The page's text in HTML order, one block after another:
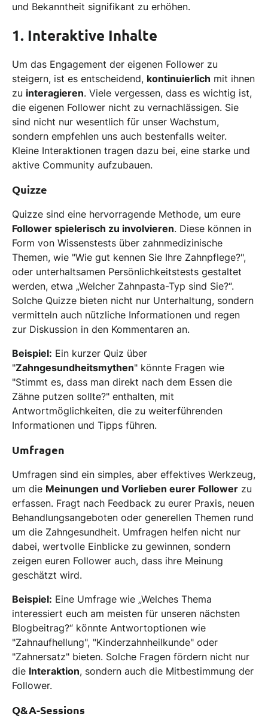
und Bekanntheit signifikant zu erhöhen.
1. Interaktive Inhalte
Um das Engagement der eigenen Follower zu
steigern, ist es entscheidend, kontinuierlich mit ihnen
zu interagieren. Viele vergessen, dass es wichtig ist,
die eigenen Follower nicht zu vernachlässigen. Sie
sind nicht nur wesentlich für unser Wachstum,
sondern empfehlen uns auch bestenfalls weiter.
Kleine Interaktionen tragen dazu bei, eine starke und
aktive Community aufzubauen.
Quizze
Quizze sind eine hervorragende Methode, um eure
Follower spielerisch zu involvieren. Diese können in
Form von Wissenstests über zahnmedizinische
Themen, wie "Wie gut kennen Sie Ihre Zahnpflege?",
oder unterhaltsamen Persönlichkeitstests gestaltet
werden, etwa „Welcher Zahnpasta-Typ sind Sie?“.
Solche Quizze bieten nicht nur Unterhaltung, sondern
vermitteln auch nützliche Informationen und regen
zur Diskussion in den Kommentaren an.
Beispiel: Ein kurzer Quiz über
"Zahngesundheitsmythen" könnte Fragen wie
"Stimmt es, dass man direkt nach dem Essen die
Zähne putzen sollte?" enthalten, mit
Antwortmöglichkeiten, die zu weiterführenden
Informationen und Tipps führen.
Umfragen
Umfragen sind ein simples, aber effektives Werkzeug,
um die Meinungen und Vorlieben eurer Follower zu
erfassen. Fragt nach Feedback zu eurer Praxis, neuen
Behandlungsangeboten oder generellen Themen rund
um die Zahngesundheit. Umfragen helfen nicht nur
dabei, wertvolle Einblicke zu gewinnen, sondern
zeigen euren Follower auch, dass ihre Meinung
geschätzt wird.
Beispiel: Eine Umfrage wie „Welches Thema
interessiert euch am meisten für unseren nächsten
Blogbeitrag?“ könnte Antwortoptionen wie
"Zahnaufhellung", "Kinderzahnheilkunde" oder
"Zahnersatz" bieten. Solche Fragen fördern nicht nur
die Interaktion, sondern auch die Mitbestimmung der
Follower.
Q&A-Sessions